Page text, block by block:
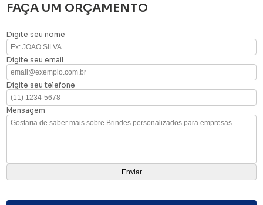
FAÇA UM ORÇAMENTO
Digite seu nome
Digite seu email
Digite seu telefone
Mensagem